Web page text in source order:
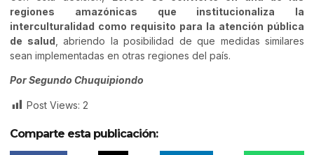
regiones amazónicas que institucionaliza la
interculturalidad como requisito para la atención pública
de salud , abriendo la posibilidad de que medidas similares
sean implementadas en otras regiones del país.
Por Segundo Chuquipiondo
Post Views: 2
Comparte esta publicación: